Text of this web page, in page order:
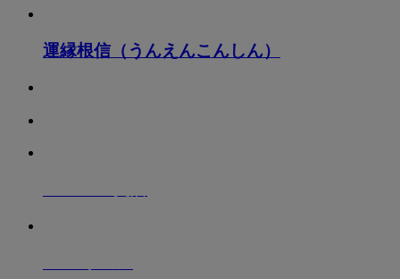
運縁根信（うんえんこんしん）